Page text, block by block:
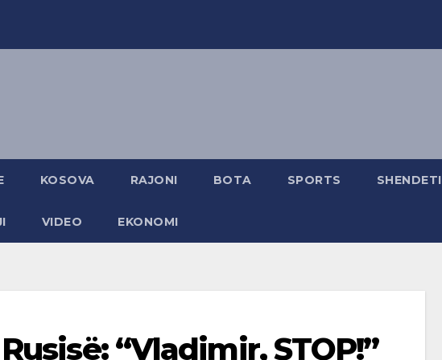
KOSOVA RAJONI BOTA SPORTS SHENDETI
VIDEO EKONOMI
“Vladimir, STOP!”